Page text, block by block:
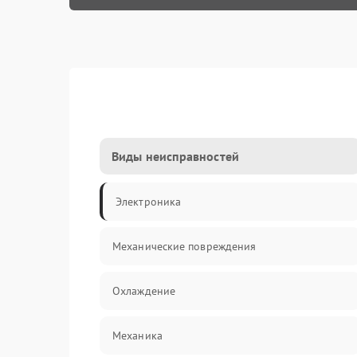
Виды неисправностей
Электроника
Механические повреждения
Охлаждение
Механика